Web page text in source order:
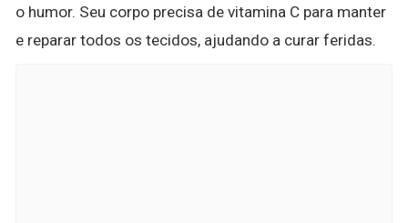
o humor. Seu corpo precisa de vitamina C para manter
e reparar todos os tecidos, ajudando a curar feridas.